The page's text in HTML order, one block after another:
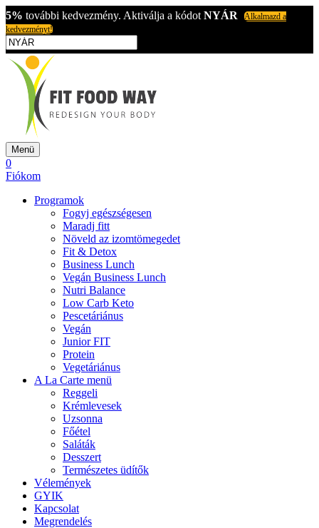
5% további kedvezmény. Aktiválja a kódot NYÁR
Alkalmazd a
kedvezményt!
Menü
0
Fiókom
Programok
Fogyj egészségesen
Maradj fitt
Növeld az izomtömegedet
Fit & Detox
Business Lunch
Vegán Business Lunch
Nutri Balance
Low Carb Keto
Pescetáriánus
Vegán
Junior FIT
Protein
Vegetáriánus
A La Carte menü
Reggeli
Krémlevesek
Uzsonna
Főétel
Saláták
Desszert
Természetes üdítők
Vélemények
GYIK
Kapcsolat
Megrendelés